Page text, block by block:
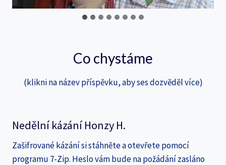
Co chystáme
(klikni na název příspěvku, aby ses dozvěděl více)
Nedělní kázání Honzy H.
Zašifrované kázání si stáhněte a otevřete pomocí
programu 7-Zip. Heslo vám bude na požádání zasláno